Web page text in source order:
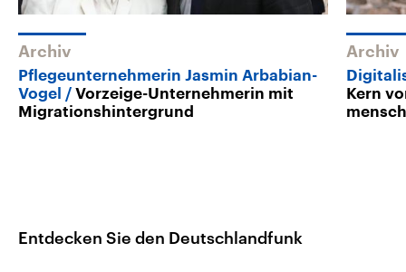
Archiv
Pflegeunternehmerin Jasmin Arbabian-
Vogel
Vorzeige-Unternehmerin mit
Migrationshintergrund
Archiv
Kern
Entdecken Sie den Deutschlandfunk